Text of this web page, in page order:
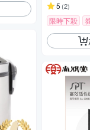
5 (2)
限時下殺